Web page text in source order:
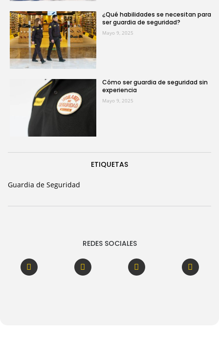
¿Qué habilidades se necesitan para
ser guardia de seguridad?
Mayo 9, 2025
Cómo ser guardia de seguridad sin
experiencia
Mayo 9, 2025
ETIQUETAS
Guardia de Seguridad
REDES SOCIALES